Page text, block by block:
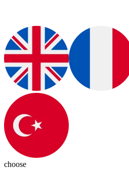
choose